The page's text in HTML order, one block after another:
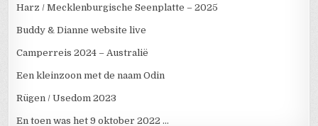
Harz / Mecklenburgische Seenplatte – 2025
Buddy & Dianne website live
Camperreis 2024 – Australië
Een kleinzoon met de naam Odin
Rügen / Usedom 2023
En toen was het 9 oktober 2022 …